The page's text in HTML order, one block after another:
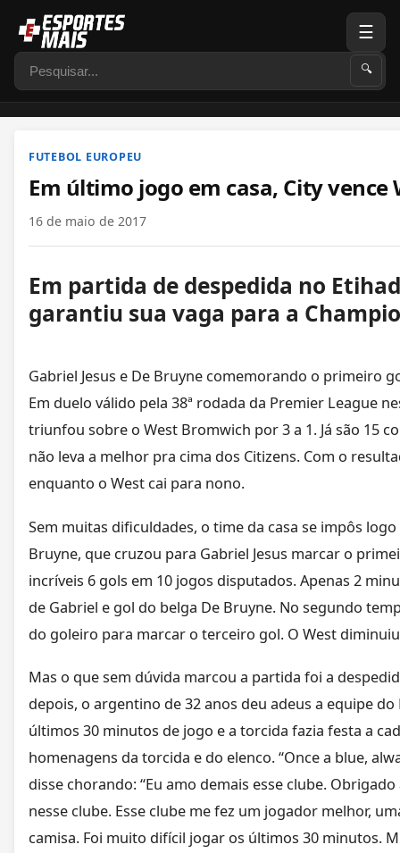
Pesquisar 🔍
☰
FUTEBOL EUROPEU
Em último jogo em casa, City vence
16 de maio de 2017
Em partida de despedida no
garantiu sua vaga para a
Gabriel Jesus e De Bruyne comemorando o primeiro
Em duelo válido pela 38ª rodada da Premier League
triunfou sobre o West Bromwich por 3 a 1. Já são 15
não leva a melhor pra cima dos Citizens. Com o
enquanto o West cai para nono.
Sem muitas dificuldades, o time da casa se impôs
Bruyne, que cruzou para Gabriel Jesus marcar o
incríveis 6 gols em 10 jogos disputados. Apenas 2
de Gabriel e gol do belga De Bruyne. No segundo
do goleiro para marcar o terceiro gol. O West
Mas o que sem dúvida marcou a partida foi a
depois, o argentino de 32 anos deu adeus a equipe
últimos 30 minutos de jogo e a torcida fazia festa a
homenagens da torcida e do elenco. “Once a blue,
disse chorando: “Eu amo demais esse clube.
nesse clube. Esse clube me fez um jogador melhor,
camisa. Foi muito difícil jogar os últimos 30 minutos.